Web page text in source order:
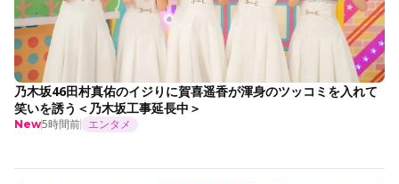
乃木坂46田村真佑のイジりに賀喜遥香が渾身のツッコミを入れて
笑いを誘う＜乃木坂工事延長中＞
New5時間前 エンタメ